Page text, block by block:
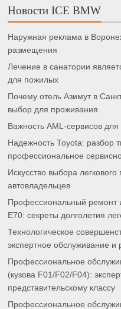
Новости ICE BMW
Наружная реклама в
размещения
Лечение в санатории
для пожилых
Почему отель Азимут в
выбор для проживания
Важность AML-сервисов
Надежность Toyota: разбор
профессиональное
Искусство выбора
автовладельцев
Профессиональный ремонт
E70: секреты долголетия
Технологическое
экспертное обслуживание
Профессиональное
(кузова F01/F02/F04):
представительскому классу
Профессиональное